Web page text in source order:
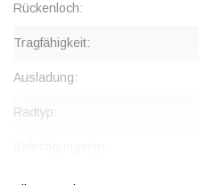
Rückenloch:
Tragfähigkeit:
Ausladung:
Radtyp:
Gabel: